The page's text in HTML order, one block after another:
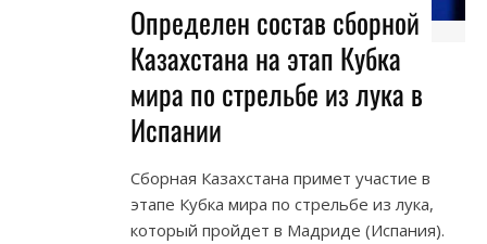
Определен состав сборной
Казахстана на этап Кубка
мира по стрельбе из лука в
Испании
Сборная Казахстана примет участие в
этапе Кубка мира по стрельбе из лука,
который пройдет в Мадриде (Испания).